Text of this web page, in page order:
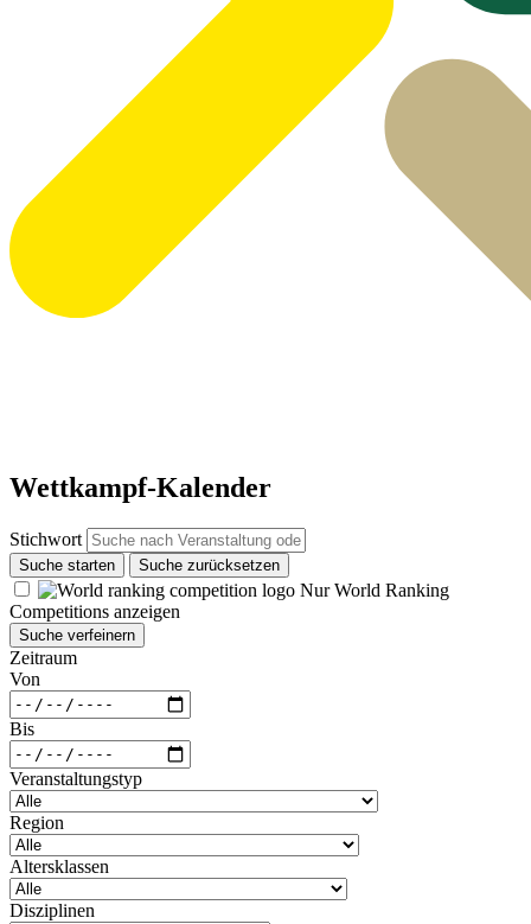
Wettkampf-Kalender
Stichwort
Suche starten Suche zurücksetzen
Nur World Ranking
Competitions anzeigen
Suche verfeinern
Zeitraum
Von
Bis
Veranstaltungstyp
Region
Altersklassen
Disziplinen